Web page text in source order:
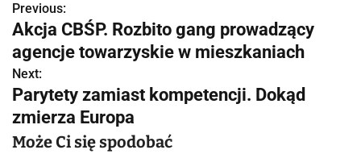
N
a
w
i
g
Previous:
Akcja CBŚP. Rozbito gang prowadzący
agencje towarzyskie w mieszkaniach
Next:
Parytety zamiast kompetencji. Dokąd
zmierza Europa
Może Ci się spodobać